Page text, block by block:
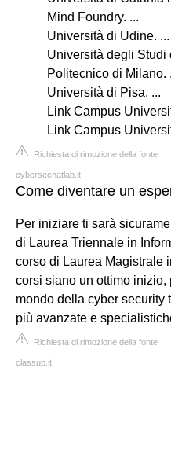
Mind Foundry. ...
Università di Udine. ...
Università degli Studi
Politecnico di Milano.
Università di Pisa. ...
Link Campus
Link Campus
Richiesta di rimozione della fonte |
cybersecnatlab.it
Come diventare un
Per iniziare ti sarà
di Laurea Triennale in
corso di Laurea Magistrale
corsi siano un ottimo
mondo della cyber security
più avanzate e
Richiesta di rimozione della fonte |
classup.it